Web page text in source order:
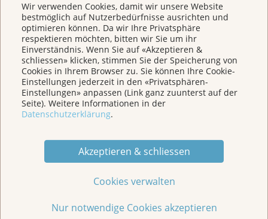
Wir verwenden Cookies, damit wir unsere Website
bestmöglich auf Nutzerbedürfnisse ausrichten und
optimieren können. Da wir Ihre Privatsphäre
respektieren möchten, bitten wir Sie um ihr
Einverständnis. Wenn Sie auf «Akzeptieren &
schliessen» klicken, stimmen Sie der Speicherung von
Cookies in Ihrem Browser zu. Sie können Ihre Cookie-
Einstellungen jederzeit in den «Privatsphären-
Einstellungen» anpassen (Link ganz zuunterst auf der
Seite). Weitere Informationen in der
Datenschutzerklärung.
Akzeptieren & schliessen
Cookies verwalten
Nur notwendige Cookies akzeptieren
Wir sind für Sie da
5001 Aarau